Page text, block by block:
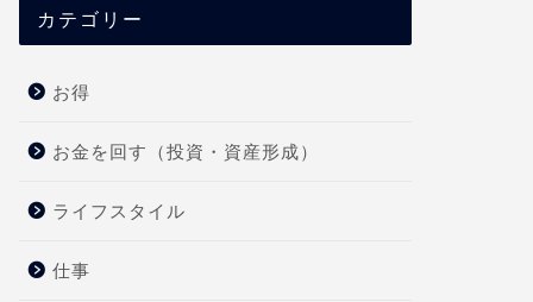
カテゴリー
お得
お金を回す（投資・資産形成）
ライフスタイル
仕事